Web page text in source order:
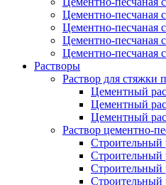
Цементно-песчаная
Цементно-песчаная
Цементно-песчаная
Цементно-песчаная
Растворы
Раствор для стяжки
Цементный
Цементный
Цементный
Раствор цементно-
Строительный
Строительный
Строительный
Строительный